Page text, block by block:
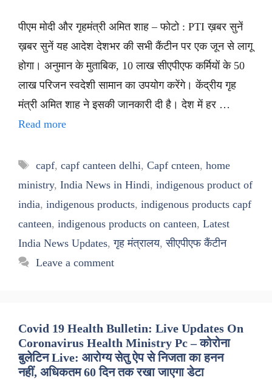
पीएम मोदी और गृहमंत्री अमित शाह – फोटो : PTI ख़बर सुनें
ख़बर सुनें यह आदेश देशभर की सभी कैंटीन पर एक जून से लागू
होगा। अनुमान के मुताबिक, 10 लाख सीएपीएफ कर्मियों के 50
लाख परिजन स्वदेशी सामान का उपयोग करेंगे। केंद्रीय गृह
मंत्री अमित शाह ने इसकी जानकारी दी है। देश में हर …
Read more
Tags
capf, capf canteen delhi, Capf cnteen, home
ministry, India News in Hindi, indigenous product of
india, indigenous products, indigenous products capf
canteen, indigenous products on canteen, Latest
India News Updates,गृह मंत्रालय,सीएपीएफ कैंटीन
Leave a comment
Covid 19 Health Bulletin: Live Updates On
Coronavirus Health Ministry Pc – कोरोना
बुलेटिन Live: आरोग्य सेतु ऐप से निजता का हनन
नहीं, अधिकतम 60 दिन तक रखा जाएगा डेटा